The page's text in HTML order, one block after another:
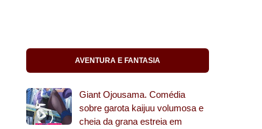
AVENTURA E FANTASIA
Giant Ojousama. Comédia
sobre garota kaijuu volumosa e
cheia da grana estreia em